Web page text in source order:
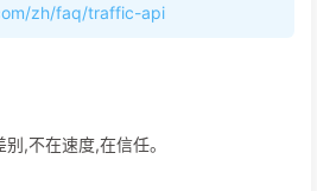
zh/faq/traffic-api
,不在速度,在信任。